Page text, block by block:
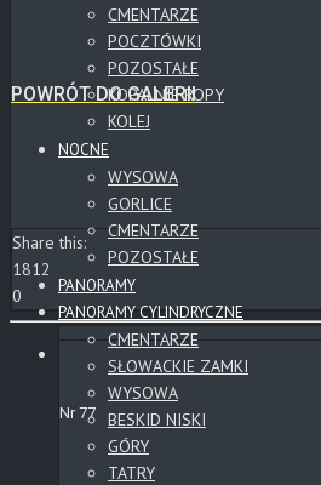
CMENTARZE
POCZTÓWKI
POZOSTAŁE
KOPALNIE ROPY
KOLEJ
NOCNE
WYSOWA
GORLICE
CMENTARZE
POZOSTAŁE
PANORAMY
PANORAMY CYLINDRYCZNE
CMENTARZE
SŁOWACKIE ZAMKI
WYSOWA
BESKID NISKI
GÓRY
TATRY
POWRÓT DO GALERII
Share this:
1812
0
Nr 77